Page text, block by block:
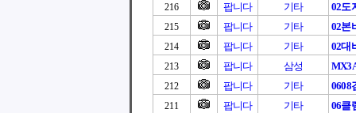
216 팝니다 기타 02도
215 팝니다 기타 02본
214 팝니다 기타 02대
213 팝니다 삼성
212 팝니다 기타 0608
211 팝니다 기타 06클